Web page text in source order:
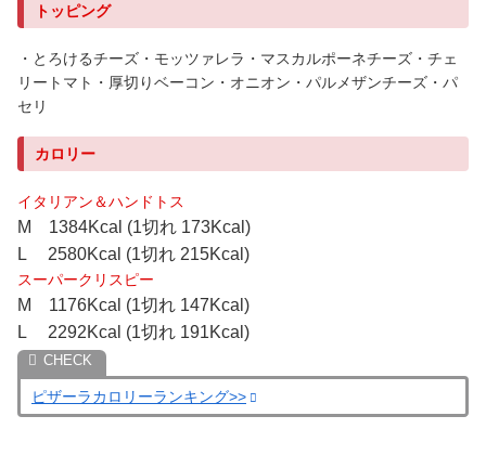
トッピング
・とろけるチーズ・モッツァレラ・マスカルポーネチーズ・チェ
リートマト・厚切りベーコン・オニオン・パルメザンチーズ・パ
セリ
カロリー
イタリアン＆ハンドトス
M 1384Kcal (1切れ 173Kcal)
L 2580Kcal (1切れ 215Kcal)
スーパークリスピー
M 1176Kcal (1切れ 147Kcal)
L 2292Kcal (1切れ 191Kcal)
ピザーラカロリーランキング>>